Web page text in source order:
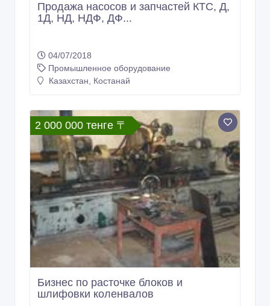
Продажа насосов и запчастей КТС, Д,
1Д, НД, НДФ, ДФ...
04/07/2018
Промышленное оборудование
Казахстан, Костанай
2 000 000 тенге 〒
Бизнес по расточке блоков и
шлифовки коленвалов